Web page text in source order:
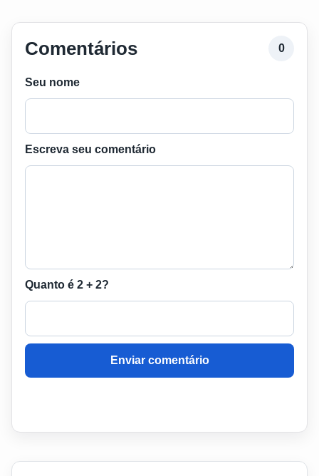
Comentários 0
Seu nome
Escreva seu comentário
Quanto é 2 + 2?
Enviar comentário